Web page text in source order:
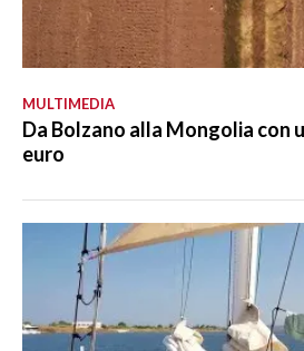
MULTIMEDIA
Da Bolzano alla Mongolia con
euro